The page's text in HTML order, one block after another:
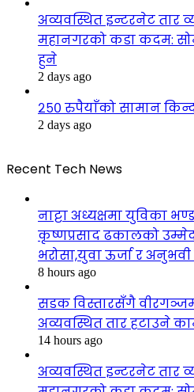
अव्यवस्थित इन्टरनेट तार
महानगरको कडा कदम:
हुने
2 days ago
२५० रुपैयाँको सामान
2 days ago
Recent Tech News
नाट्टा अध्यक्षमा युविका
कृष्णप्रसाद ढकालको
भरोसा,युवा ऊर्जा र
8 hours ago
सडक विस्तारसँगै
अव्यवस्थित तार हटाउने
14 hours ago
अव्यवस्थित इन्टरनेट तार